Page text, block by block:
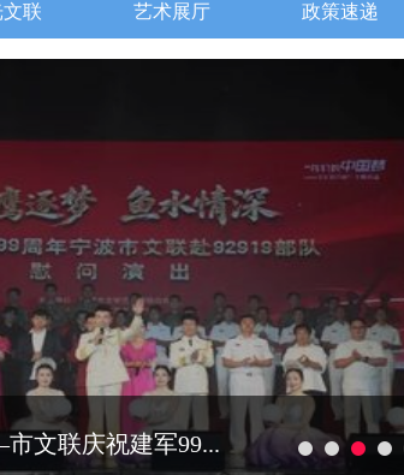
文联 艺术展厅 政策速递
文联庆祝建军99...